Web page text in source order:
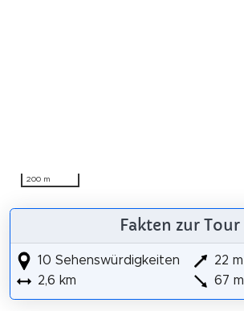
200 m
Fakten zur Tour
10 Sehenswürdigkeiten
2,6 km
22 m
67 m